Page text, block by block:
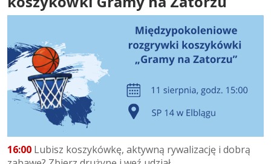
16:00 Lubisz koszykówkę, aktywną rywalizację i dobrą